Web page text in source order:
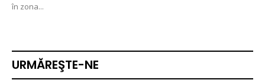
în zona...
URMĂREŞTE-NE